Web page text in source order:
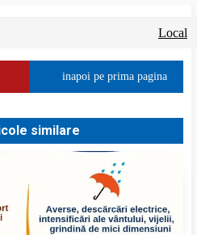
Local
inapoi pe prima pagina
similare